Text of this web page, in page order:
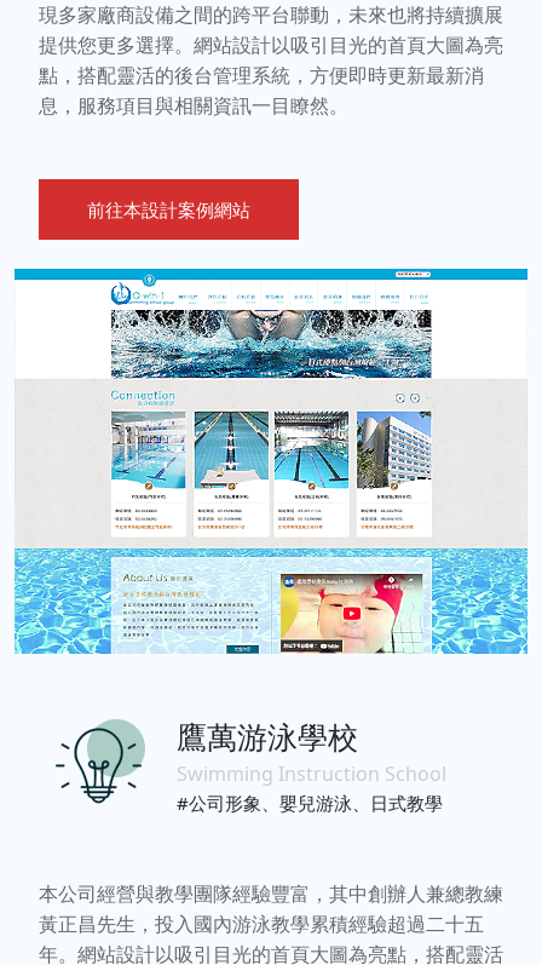
現多家廠商設備之間的跨平台聯動，未來也將持續擴展
提供您更多選擇。網站設計以吸引目光的首頁大圖為亮
點，搭配靈活的後台管理系統，方便即時更新最新消
息，服務項目與相關資訊一目瞭然。
前往本設計案例網站
鷹萬游泳學校
Swimming Instruction School
#公司形象、嬰兒游泳、日式教學
本公司經營與教學團隊經驗豐富，其中創辦人兼總教練
黃正昌先生，投入國內游泳教學累積經驗超過二十五
年。網站設計以吸引目光的首頁大圖為亮點，搭配靈活